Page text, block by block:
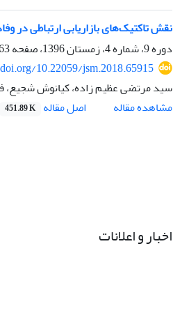
نقش تاکتیک‌های بازار‌یابی ارتباطی در
دوره 9، شماره 4، زمستان 1396، صفحه
10.22059/jsm.2018.65915
سید مرتضی عظیم زاده، کیانوش شجیع،
مشاهده مقاله
اصل مقاله 451.89 K
اخبار و اعلانات